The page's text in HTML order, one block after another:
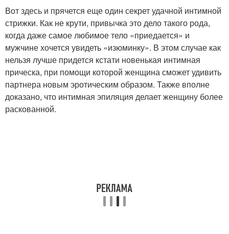
Вот здесь и прячется еще один секрет удачной интимной
стрижки. Как не крути, привычка это дело такого рода,
когда даже самое любимое тело «приедается» и
мужчине хочется увидеть «изюминку». В этом случае как
нельзя лучше придется кстати новенькая интимная
прическа, при помощи которой женщина сможет удивить
партнера новым эротическим образом. Также вполне
доказано, что интимная эпиляция делает женщину более
раскованной.